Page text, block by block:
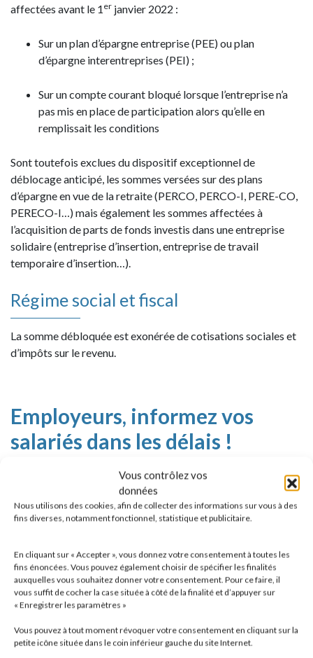
Vous contrôlez vos
données
Nous utilisons des cookies, afin de collecter des informations sur vous à des
fins diverses, notamment fonctionnel, statistique et publicitaire.
En cliquant sur « Accepter », vous donnez votre consentement à toutes les
fins énoncées. Vous pouvez également choisir de spécifier les finalités
auxquelles vous souhaitez donner votre consentement. Pour ce faire, il
vous suffit de cocher la case située à côté de la finalité et d’appuyer sur
« Enregistrer les paramètres »
Vous pouvez à tout moment révoquer votre consentement en cliquant sur la
petite icône située dans le coin inférieur gauche du site Internet.
affectées avant le 1 er janvier 2022 :
Sur un plan d’épargne entreprise (PEE) ou plan
d’épargne interentreprises (PEI) ;
Sur un compte courant bloqué lorsque l’entreprise n’a
pas mis en place de participation alors qu’elle en
remplissait les conditions
Sont toutefois exclues du dispositif exceptionnel de
déblocage anticipé, les sommes versées sur des plans
d’épargne en vue de la retraite (PERCO, PERCO-I, PERE-CO,
PERECO-I…) mais également les sommes affectées à
l’acquisition de parts de fonds investis dans une entreprise
solidaire (entreprise d’insertion, entreprise de travail
temporaire d’insertion…).
Régime social et fiscal
La somme débloquée est exonérée de cotisations sociales et
d’impôts sur le revenu.
Employeurs, informez vos
salariés dans les délais !
Les employeurs disposent d’un délai de 2 mois à
compter de la promulgation de la loi pour informer leurs
salariés, soit jusqu’au16 octobre 2022.
Des questions ? Des précisions ? Notre équipe de juristes en
droit social se tient à votre disposition.